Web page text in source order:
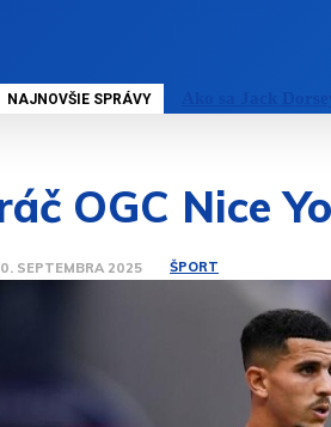
NAJNOVŠIE SPRÁVY Ako sa Jack
OGC Nice
SEPTEMBRA 2025 ŠPORT